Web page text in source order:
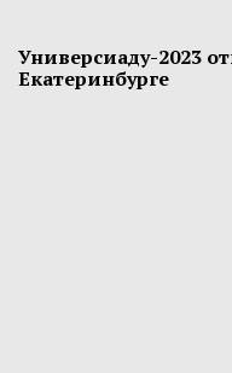
Универсиаду-2023
Екатеринбурге